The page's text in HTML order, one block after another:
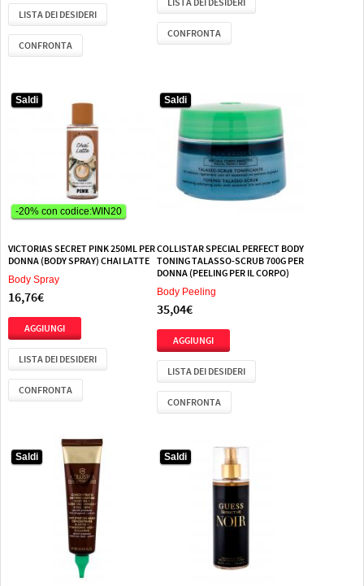
LISTA DEI DESIDERI
CONFRONTA
CONFRONTA
-20% con codice:WIN20
Saldi
VICTORIAS SECRET PINK 250ML PER
DONNA (BODY SPRAY) CHAI LATTE
Body Spray
16,76€
LISTA DEI DESIDERI
CONFRONTA
Saldi
COLLISTAR SPECIAL PERFECT BODY
TONING TALASSO-SCRUB 700G PER
DONNA (PEELING PER IL CORPO)
Body Peeling
35,04€
LISTA DEI DESIDERI
CONFRONTA
Saldi Saldi